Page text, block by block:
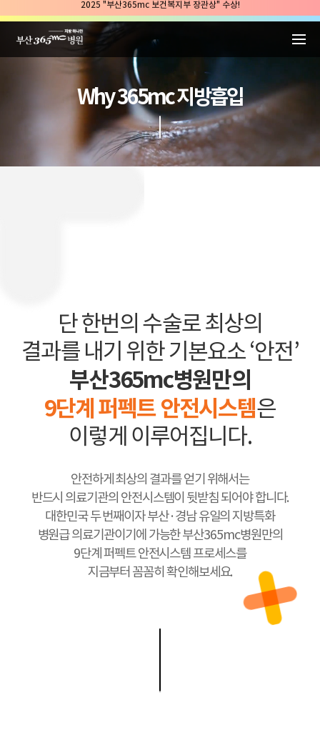
2025 "부산365mc 보건복지부 장관상" 수상!
부산365mc병원, 8/15(토) 광복절 정상진료
부산365mc병원, 2년 연속 "Awards 2관왕" 수상
2025 "부산365mc 보건복지부 장관상" 수상!
Why 365mc 지방흡입
단 한번의 수술로 최상의
결과를 내기 위한 기본요소 ‘안전’
부산365mc병원만의
9단계 퍼펙트 안전시스템은
이렇게 이루어집니다.
안전하게 최상의 결과를 얻기 위해서는
반드시 의료기관의 안전시스템이 뒷받침 되어야 합니다.
대한민국 두 번째이자 부산·경남 유일의 지방특화
병원급 의료기관이기에 가능한 부산365mc병원만의
9단계 퍼펙트 안전시스템 프로세스를
지금부터 꼼꼼히 확인해보세요.